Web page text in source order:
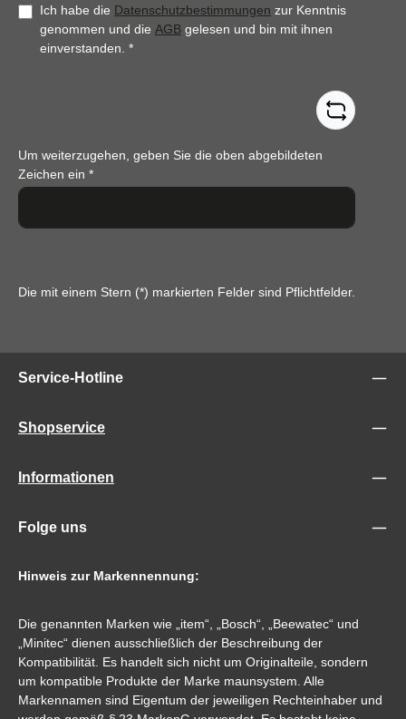
Ich habe die Datenschutzbestimmungen zur Kenntnis
genommen und die AGB gelesen und bin mit ihnen
einverstanden. *
Um weiterzugehen, geben Sie die oben abgebildeten
Zeichen ein *
Die mit einem Stern (*) markierten Felder sind Pflichtfelder.
Service-Hotline
Shopservice
Informationen
Folge uns
Hinweis zur Markennennung:
Die genannten Marken wie „item“, „Bosch“, „Beewatec“ und
„Minitec“ dienen ausschließlich der Beschreibung der
Kompatibilität. Es handelt sich nicht um Originalteile, sondern
um kompatible Produkte der Marke maunsystem. Alle
Markennamen sind Eigentum der jeweiligen Rechteinhaber und